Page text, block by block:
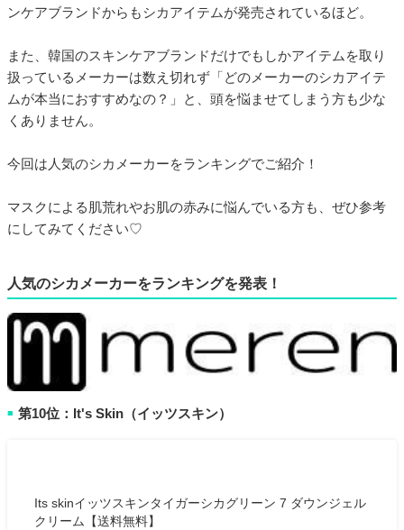
ンケアブランドからもシカアイテムが発売されているほど。
また、韓国のスキンケアブランドだけでもしかアイテムを取り
扱っているメーカーは数え切れず「どのメーカーのシカアイテ
ムが本当におすすめなの？」と、頭を悩ませてしまう方も少な
くありません。
今回は人気のシカメーカーをランキングでご紹介！
マスクによる肌荒れやお肌の赤みに悩んでいる方も、ぜひ参考
にしてみてください♡
人気のシカメーカーをランキングを発表！
■ 第10位：It's Skin（イッツスキン）
Its skinイッツスキンタイガーシカグリーン 7 ダウンジェル
クリーム【送料無料】